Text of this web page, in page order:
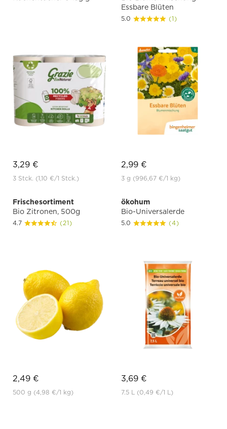
3,29 €
3 Stck. (1,10 €/1 Stck.)
Essbare Blüten
5.0 (1)
2,99 €
3 g (996,67 €/1 kg)
Frischesortiment
Bio Zitronen, 500g
4.7 (21)
2,49 €
500 g (4,98 €/1 kg)
ökohum
Bio-Universalerde
5.0 (4)
3,69 €
7.5 L (0,49 €/1 L)